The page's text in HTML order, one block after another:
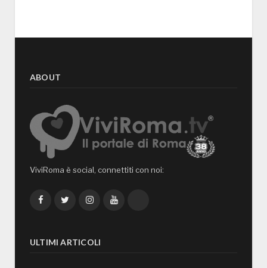
ABOUT
ViviRoma è social, connettiti con noi:
FacebookTwitterInstagramYouTube
ULTIMI ARTICOLI